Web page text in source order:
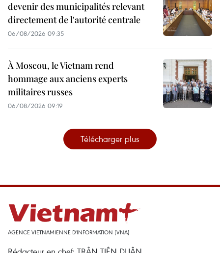
devenir des municipalités relevant
directement de l'autorité centrale
06/08/2026 09:35
À Moscou, le Vietnam rend
hommage aux anciens experts
militaires russes
06/08/2026 09:19
Télécharger plus
AGENCE VIETNAMIENNE D'INFORMATION (VNA)